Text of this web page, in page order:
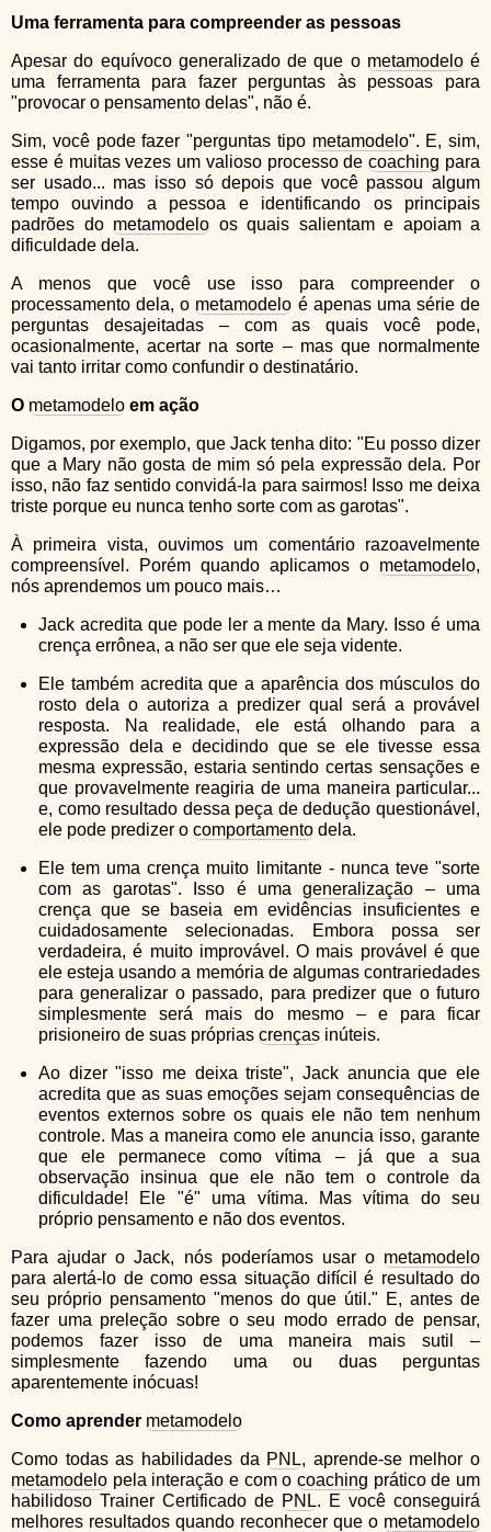
Uma ferramenta para compreender as pessoas
Apesar do equívoco generalizado de que o metamodeloé
uma ferramenta para fazer perguntas às pessoas para
"provocar o pensamento delas", não é.
Sim, você pode fazer "perguntas tipo metamodelo". E, sim,
esse é muitas vezes um valioso processo decoaching para
ser usado... mas isso só depois que você passou algum
tempo ouvindo a pessoa e identificando os principais
padrões do metamodelo os quais salientam e apoiam a
dificuldade dela.
A menos que você use isso para compreender o
processamento dela, o metamodelo é apenas uma série de
perguntas desajeitadas – com as quais você pode,
ocasionalmente, acertar na sorte – mas que normalmente
vai tanto irritar como confundir o destinatário.
O metamodelo em ação
Digamos, por exemplo, que Jack tenha dito: "Eu posso dizer
que a Mary não gosta de mim só pela expressão dela. Por
isso, não faz sentido convidá-la para sairmos! Isso me deixa
triste porque eu nunca tenho sorte com as garotas".
À primeira vista, ouvimos um comentário razoavelmente
compreensível. Porém quando aplicamos o metamodelo,
nós aprendemos um pouco mais…
Jack acredita que pode ler a mente da Mary. Isso é uma
crença errônea, a não ser que ele seja vidente.
Ele também acredita que a aparência dos músculos do
rosto dela o autoriza a predizer qual será a provável
resposta. Na realidade, ele está olhando para a
expressão dela e decidindo que se ele tivesse essa
mesma expressão, estaria sentindo certas sensações e
que provavelmente reagiria de uma maneira particular...
e, como resultado dessa peça de dedução questionável,
ele pode predizer o comportamento dela.
Ele tem uma crença muito limitante - nunca teve "sorte
com as garotas". Isso é umageneralização – uma
crença que se baseia em evidências insuficientes e
cuidadosamente selecionadas. Embora possa ser
verdadeira, é muito improvável. O mais provável é que
ele esteja usando a memória de algumas contrariedades
para generalizar o passado, para predizer que o futuro
simplesmente será mais do mesmo – e para ficar
prisioneiro de suas próprias crenças inúteis.
Ao dizer "isso me deixa triste", Jack anuncia que ele
acredita que as suas emoções sejam consequências de
eventos externos sobre os quais ele não tem nenhum
controle. Mas a maneira como ele anuncia isso, garante
que ele permanece como vítima – já que a sua
observação insinua que ele não tem o controle da
dificuldade! Ele "é" uma vítima. Mas vítima do seu
próprio pensamento e não dos eventos.
Para ajudar o Jack, nós poderíamos usar o metamodelo
para alertá-lo de como essa situação difícil é resultado do
seu próprio pensamento "menos do que útil." E, antes de
fazer uma preleção sobre o seu modo errado de pensar,
podemos fazer isso de uma maneira mais sutil –
simplesmente fazendo uma ou duas perguntas
aparentemente inócuas!
Como aprender metamodelo
Como todas as habilidades da PNL, aprende-se melhor o
metamodelo pela interação e com o coaching prático de um
habilidoso Trainer Certificado de PNL. E você conseguirá
melhores resultados quando reconhecer que o metamodelo